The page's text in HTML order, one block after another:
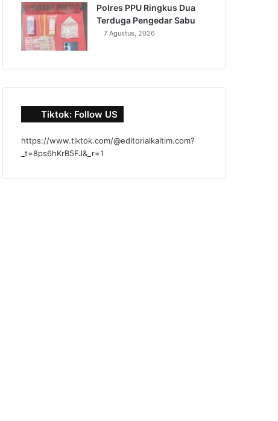
Polres PPU Ringkus Dua
Terduga Pengedar Sabu
7 Agustus, 2026
Tiktok: Follow US
https://www.tiktok.com/@editorialkaltim.com?
_t=8ps6hKrB5FJ&_r=1